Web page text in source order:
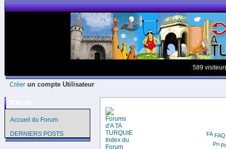
589
Créer un compte Utilisateur
Accueil du Forum
DERNIERS POSTS
FAQ